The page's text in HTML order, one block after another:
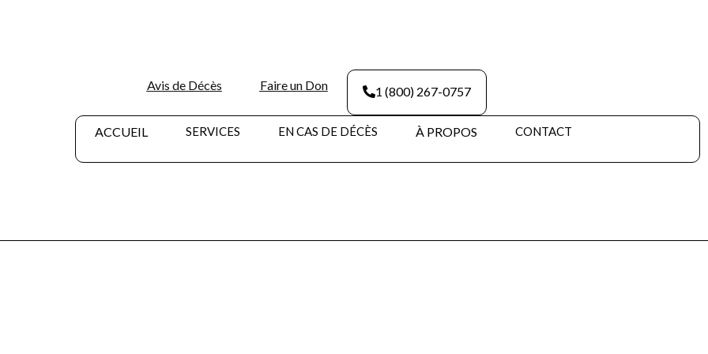
Avis de Décès Faire un Don 1 (800) 267-0757
ACCUEIL SERVICES EN CAS DE DÉCÈS À PROPOS CONTACT